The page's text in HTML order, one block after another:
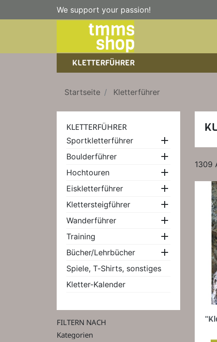
We support your passion!
KLETTERFÜHRER
KLETTER-KALENDER
Startseite Kletterführer
KLETTERFÜHRER
Sportkletterführer 
Boulderführer 
Hochtouren 
Eiskletterführer 
Klettersteigführer 
Wanderführer 
Training 
Bücher/Lehrbücher 
Spiele, T-Shirts, sonstiges
Kletter-Kalender
FILTERN NACH
Kategorien
1309